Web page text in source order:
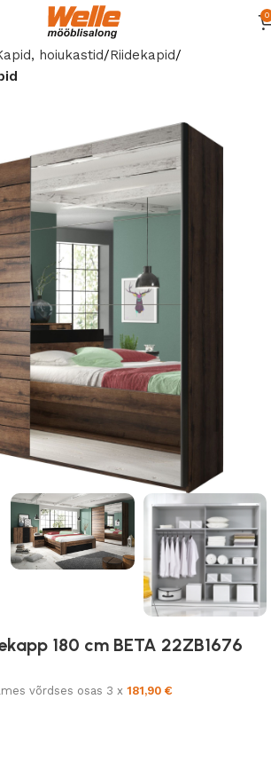
0
hoiukastid Riidekapid
180 cm BETA 22ZB1676
võrdses osas 3 x181,90€